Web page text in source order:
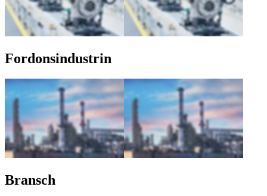
Fordonsindustrin
Bransch